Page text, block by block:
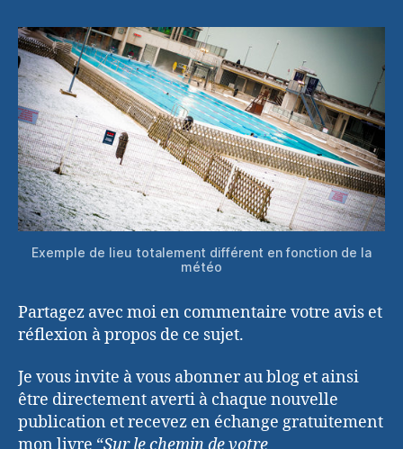
Exemple de lieu totalement différent en fonction de la
météo
Partagez avec moi en commentaire votre avis et
réflexion à propos de ce sujet.
Je vous invite à vous abonner au blog et ainsi
être directement averti à chaque nouvelle
publication et recevez en échange gratuitement